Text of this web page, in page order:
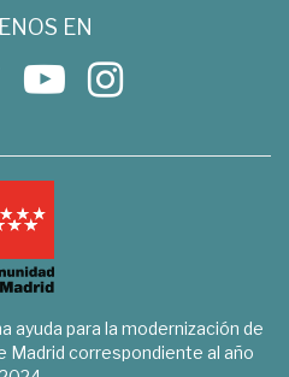
EN
ayuda para la modernización de
Madrid correspondiente al año